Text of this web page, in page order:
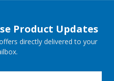
Product Updates
directly delivered to your